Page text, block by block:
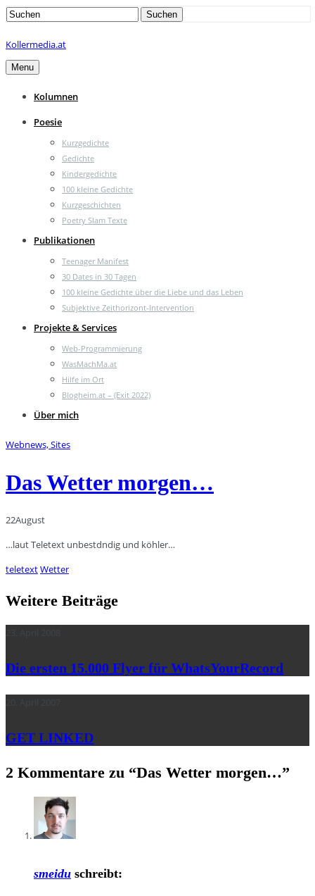
Search
Suchen
Kollermedia.at
Menu
Kolumnen
Poesie
Kurzgedichte
Gedichte
Kindergedichte
100 kleine Gedichte
Kurzgeschichten
Poetry Slam Texte
Publikationen
Teenager Manifest
30 Dates in 30 Tagen
100 kleine Gedichte über die Liebe und das Leben
Subjektive Zeithorizont-Intervention
Projekte & Services
Web-Programmierung
WasMachMa.at
Hilfe im Ort
Blogheim.at – (Exit 2022)
Über mich
Webnews, Sites
Das Wetter morgen…
22August
…laut Teletext unbestdndig und köhler…
teletextWetter
Weitere Beiträge
Die ersten 15.000 Flyer für WhatsYourRecord
GET LINKED
2 Kommentare zu “Das Wetter morgen…”
smeidu schreibt: